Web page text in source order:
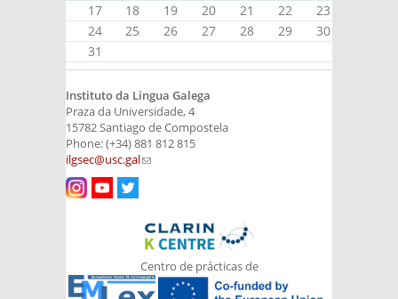
17
18 19 20 21 22
23
24
25 26 27 28 29
30
31
Instituto da Lingua Galega
Praza da Universidade, 4
15782 Santiago de Compostela
Phone: (+34) 881 812 815
ilgsec@usc.gal(link sends e-mail)
Centro de prácticas de